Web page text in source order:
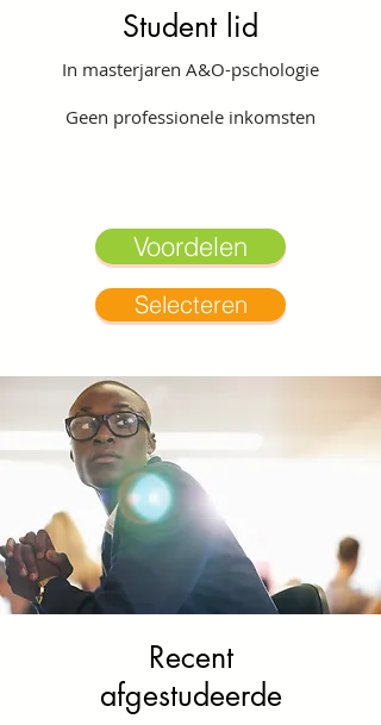
Student lid
In masterjaren A&O-pschologie
Geen professionele inkomsten
Voordelen
Selecteren
Recent
afgestudeerde